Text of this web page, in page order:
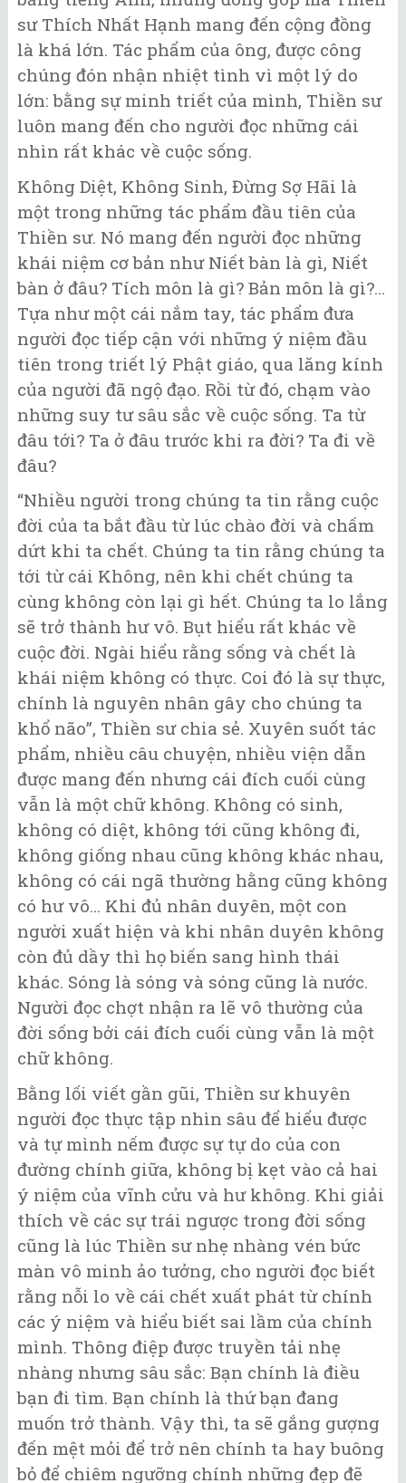
sư Thích Nhất Hạnh mang đến cộng đồng
là khá lớn. Tác phẩm của ông, được công
chúng đón nhận nhiệt tình vì một lý do
lớn: bằng sự minh triết của mình, Thiền sư
luôn mang đến cho người đọc những cái
nhìn rất khác về cuộc sống.
Không Diệt, Không Sinh, Đừng Sợ Hãi là
một trong những tác phẩm đầu tiên của
Thiền sư. Nó mang đến người đọc những
khái niệm cơ bản như Niết bàn là gì, Niết
bàn ở đâu? Tích môn là gì? Bản môn là gì?...
Tựa như một cái nắm tay, tác phẩm đưa
người đọc tiếp cận với những ý niệm đầu
tiên trong triết lý Phật giáo, qua lăng kính
của người đã ngộ đạo. Rồi từ đó, chạm vào
những suy tư sâu sắc về cuộc sống. Ta từ
đâu tới? Ta ở đâu trước khi ra đời? Ta đi về
đâu?
“Nhiều người trong chúng ta tin rằng cuộc
đời của ta bắt đầu từ lúc chào đời và chấm
dứt khi ta chết. Chúng ta tin rằng chúng ta
tới từ cái Không, nên khi chết chúng ta
cùng không còn lại gì hết. Chúng ta lo lắng
sẽ trở thành hư vô. Bụt hiểu rất khác về
cuộc đời. Ngài hiểu rằng sống và chết là
khái niệm không có thực. Coi đó là sự thực,
chính là nguyên nhân gây cho chúng ta
khổ não”, Thiền sư chia sẻ. Xuyên suốt tác
phẩm, nhiều câu chuyện, nhiều viện dẫn
được mang đến nhưng cái đích cuối cùng
vẫn là một chữ không. Không có sinh,
không có diệt, không tới cũng không đi,
không giống nhau cũng không khác nhau,
không có cái ngã thường hằng cũng không
có hư vô... Khi đủ nhân duyên, một con
người xuất hiện và khi nhân duyên không
còn đủ dầy thì họ biến sang hình thái
khác. Sóng là sóng và sóng cũng là nước.
Người đọc chợt nhận ra lẽ vô thường của
đời sống bởi cái đích cuối cùng vẫn là một
chữ không.
Bằng lối viết gần gũi, Thiền sư khuyên
người đọc thực tập nhìn sâu để hiểu được
và tự mình nếm được sự tự do của con
đường chính giữa, không bị kẹt vào cả hai
ý niệm của vĩnh cửu và hư không. Khi giải
thích về các sự trái ngược trong đời sống
cũng là lúc Thiền sư nhẹ nhàng vén bức
màn vô minh ảo tưởng, cho người đọc biết
rằng nỗi lo về cái chết xuất phát từ chính
các ý niệm và hiểu biết sai lầm của chính
mình. Thông điệp được truyền tải nhẹ
nhàng nhưng sâu sắc: Bạn chính là điều
bạn đi tìm. Bạn chính là thứ bạn đang
muốn trở thành. Vậy thì, ta sẽ gắng gượng
đến mệt mỏi để trở nên chính ta hay buông
bỏ để chiêm ngưỡng chính những đẹp đẽ